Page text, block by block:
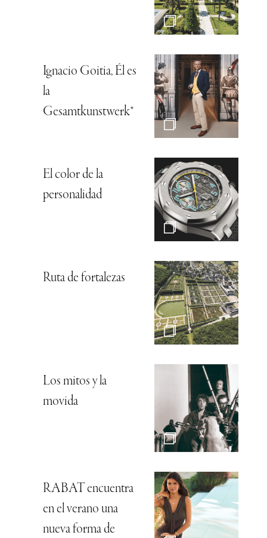
Ignacio Goitia, Él es
la
Gesamtkunstwerk*
El color de la
personalidad
Ruta de fortalezas
Los mitos y la
movida
RABAT encuentra
en el verano una
nueva forma de